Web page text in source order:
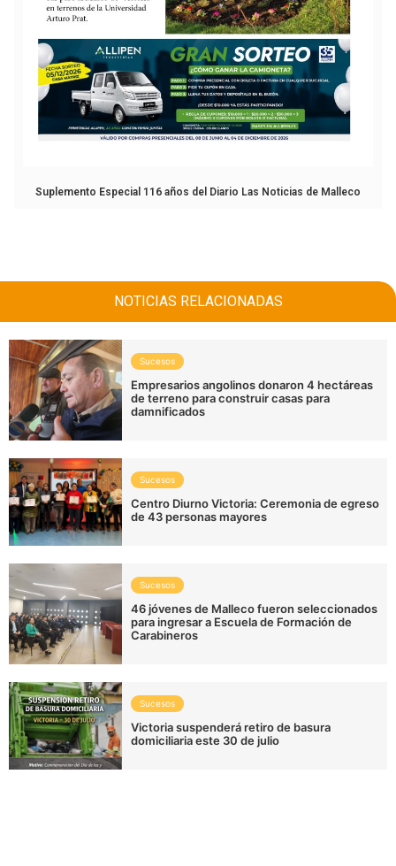
Suplemento Especial 116 años del Diario Las Noticias de Malleco
NOTICIAS RELACIONADAS
Sucesos
Empresarios angolinos donaron 4 hectáreas
de terreno para construir casas para
damnificados
Sucesos
Centro Diurno Victoria: Ceremonia de egreso
de 43 personas mayores
Sucesos
46 jóvenes de Malleco fueron seleccionados
para ingresar a Escuela de Formación de
Carabineros
Sucesos
Victoria suspenderá retiro de basura
domiciliaria este 30 de julio